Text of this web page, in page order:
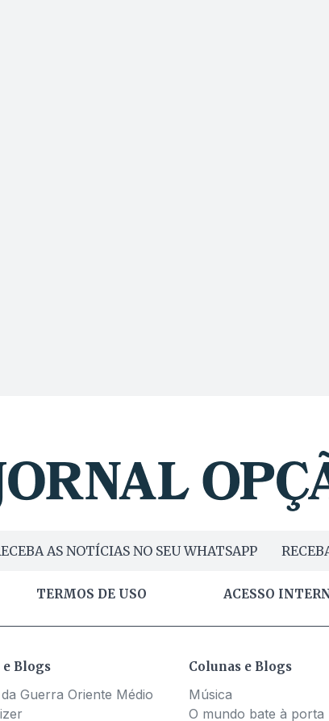
AS NOTÍCIAS NO SEU WHATSAPP
TERMOS DE USO ACESSO
e Blogs
Guerra Oriente Médio
Colunas e Blogs
Música
O mundo bate à porta